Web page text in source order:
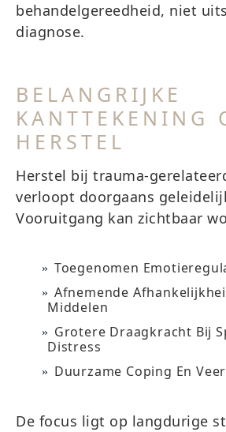
behandelgereedheid, niet
diagnose.
BELANGRIJKE
KANTTEKENING
HERSTEL
Herstel bij trauma-
verloopt doorgaans
Vooruitgang kan zichtbaar
Toegenomen
Afnemende
Middelen
Grotere Draagkracht Bij
Distress
Duurzame Coping En
De focus ligt op langdurige